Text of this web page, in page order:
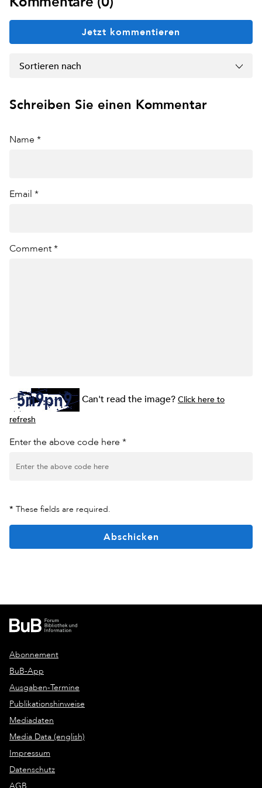
Jetzt kommentieren
Sortieren nach
Schreiben Sie einen Kommentar
Name *
Email *
Comment *
Can't read the image?Click here to
refresh
Enter the above code here *
* These fields are required.
Abschicken
Abonnement
BuB-App
Ausgaben-Termine
Publikationshinweise
Mediadaten
Media Data (english)
Impressum
Datenschutz